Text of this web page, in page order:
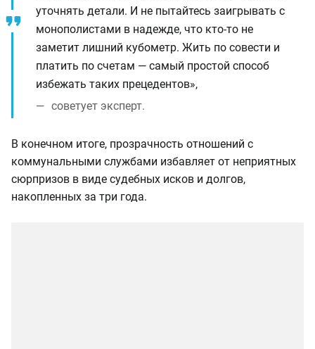
уточнять детали. И не пытайтесь заигрывать с
монополистами в надежде, что кто-то не
заметит лишний кубометр. Жить по совести и
платить по счетам — самый простой способ
избежать таких прецедентов»,
советует эксперт.
В конечном итоге, прозрачность отношений с
коммунальными службами избавляет от неприятных
сюрпризов в виде судебных исков и долгов,
накопленных за три года.